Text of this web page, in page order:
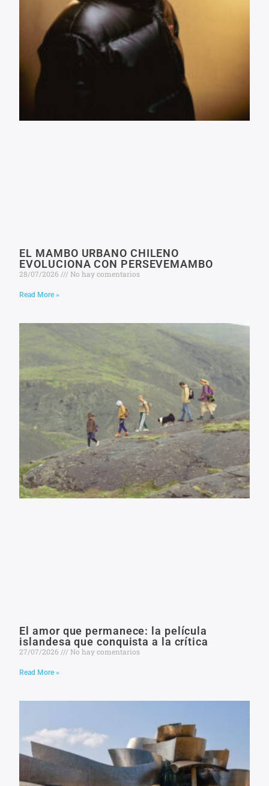
EL MAMBO URBANO CHILENO
EVOLUCIONA CON PERSEVEMAMBO
28/07/2026 No hay comentarios
Read More »
El amor que permanece: la película
islandesa que conquista a la crítica
27/07/2026 No hay comentarios
Read More »